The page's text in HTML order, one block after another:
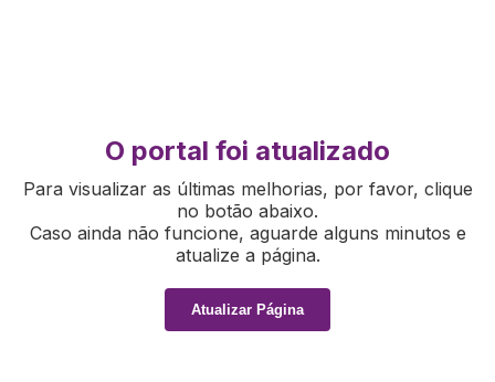
O portal foi atualizado
Para visualizar as últimas melhorias, por favor, clique
no botão abaixo.
Caso ainda não funcione, aguarde alguns minutos e
atualize a página.
Atualizar Página